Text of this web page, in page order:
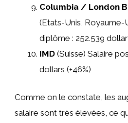
Columbia / London
(Etats-Unis, Royaume-
diplôme : 252.539
IMD (Suisse) Salaire
dollars (+46%)
Comme on le constate, les
salaire sont très élevées, ce